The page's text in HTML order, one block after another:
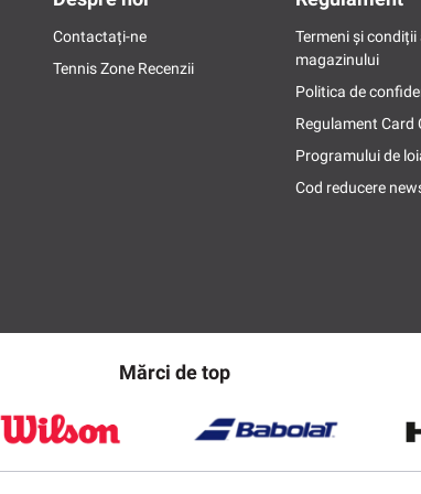
Contactați-ne
Tennis Zone Recenzii
Termeni și condiții
magazinului
Politica de
Regulament Card
Programului de
Cod reducere
Mărci de top